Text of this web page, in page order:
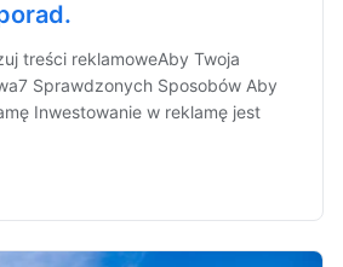
treści reklamoweAby Twoja
Sprawdzonych Sposobów Aby
Inwestowanie w reklamę jest